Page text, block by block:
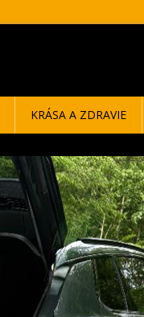
KRÁSA A ZDRAVIE